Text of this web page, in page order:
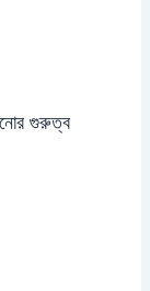
গুরুত্ব